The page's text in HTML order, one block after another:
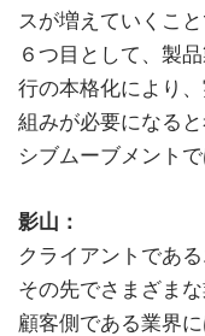
スが増えていくこと
６つ目として、製
行の本格化により
組みが必要になる
シブムーブメント
影山：
クライアントであ
その先でさまざま
顧客側である業界